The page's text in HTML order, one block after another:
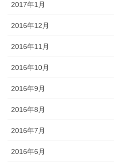
2017年1月
2016年12月
2016年11月
2016年10月
2016年9月
2016年8月
2016年7月
2016年6月